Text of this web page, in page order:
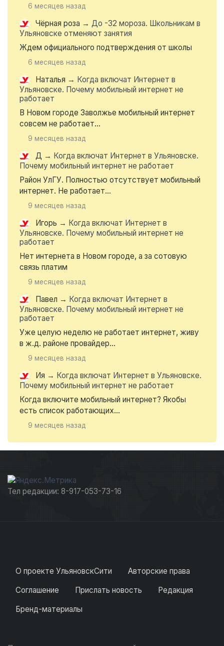
6 месяцев назад
Чёрная роза → До -32 мороза. Школьникам в
Ульяновске отменяют занятия
Ждем официального подтверждения от школы
6 месяцев назад
Наталья → Когда включат Интернет в
Ульяновске. Почему мобильный интернет не
работает
В Новом городе Заволжье мобильный интернет
совсем не работает...
9 месяцев назад
Д → Когда включат Интернет в Ульяновске.
Почему мобильный интернет не работает
Район УлГУ. Полностью отсутствует мобильный
интернет. Не работает...
9 месяцев назад
Игорь → Когда включат Интернет в
Ульяновске. Почему мобильный интернет не
работает
Нет интернета в Новом городе, а за сотовую
связь платим
9 месяцев назад
Павел → Когда включат Интернет в
Ульяновске. Почему мобильный интернет не
работает
Уже целую неделю не работает интернет, живу
в ж.д. районе провайдер...
9 месяцев назад
Ия → Когда включат Интернет в Ульяновске.
Почему мобильный интернет не работает
Когда включите мобильный интернет? Якобы
есть список работающих...
9 месяцев назад
Тел редакции: 8-917-053-73-16
О проекте УльяновскСити
Авторские права
Соглашение
Прислать новость
Редакция
Бренд-материалы